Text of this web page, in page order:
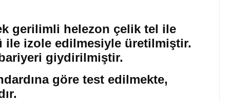
gerilimli helezon çelik tel ile
ile izole edilmesiyle üretilmiştir.
giydirilmiştir.
göre test edilmekte,